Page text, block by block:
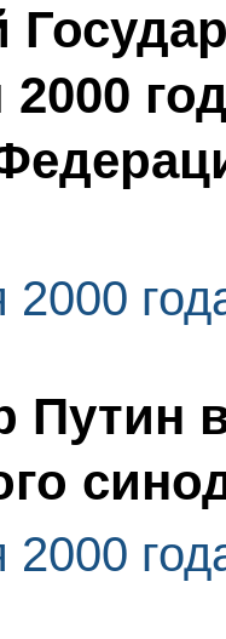
2000
2000
Путин
2000